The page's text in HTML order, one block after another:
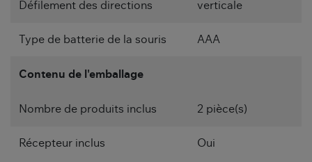
Défilement des directions verticale
Type de batterie de la souris AAA
Contenu de l'emballage
Nombre de produits inclus 2 pièce(s)
Récepteur inclus Oui